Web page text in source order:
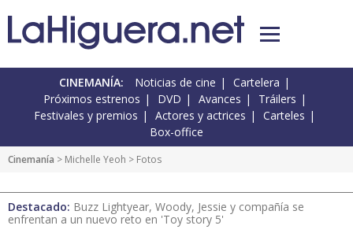
CINEMANÍA: Noticias de cine
Cartelera
Próximos estrenos
DVD Avances
Tráilers
Festivales y premios
Actores y actrices
Carteles
Box-office
Cinemanía > Michelle Yeoh > Fotos
Destacado: Buzz Lightyear, Woody, Jessie y compañía se
enfrentan a un nuevo reto en 'Toy story 5'